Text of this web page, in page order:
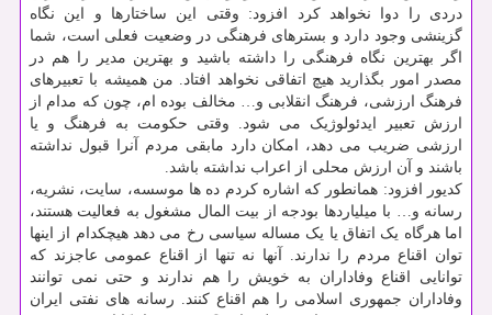
دردی را دوا نخواهد کرد افزود: وقتی این ساختارها و این نگاه
گزینشی وجود دارد و بسترهای فرهنگی در وضعیت فعلی است، شما
اگر بهترین نگاه فرهنگی را داشته باشید و بهترین مدیر را هم در
مصدر امور بگذارید هیچ اتفاقی نخواهد افتاد. من همیشه با تعبیرهای
فرهنگ ارزشی، فرهنگ انقلابی و… مخالف بوده ام، چون که مدام از
ارزش تعبیر ایدئولوژیک می شود. وقتی حکومت به فرهنگ و یا
ارزشی ضریب می دهد، امکان دارد مابقی مردم آنرا قبول نداشته
باشند و آن ارزش محلی از اعراب نداشته باشد.
کدیور افزود: همانطور که اشاره کردم ده ها موسسه، سایت، نشریه،
رسانه و… با میلیاردها بودجه از بیت المال مشغول به فعالیت هستند،
اما هرگاه یک اتفاق یا یک مساله سیاسی رخ می دهد هیچکدام از اینها
توان اقناع مردم را ندارند. آنها نه تنها از اقناع عمومی عاجزند که
توانایی اقناع وفاداران به خویش را هم ندارند و حتی نمی توانند
وفاداران جمهوری اسلامی را هم اقناع کنند. رسانه های نفتی ایران